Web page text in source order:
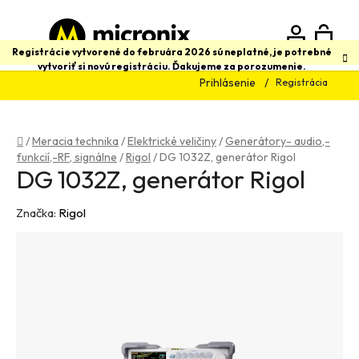
obsah
Registrácie vytvorené do februára 2026 sú neplatné, je potrebné
vytvoriť si novú registráciu. Ďakujeme za porozumenie.
Prihlásenie Registrácia
Hľadať
Domov
/Meracia technika /Elektrické veličiny/Generátory- audio,-
funkcií,-RF, signálne /Rigol /DG 1032Z, generátor Rigol
DG 1032Z, generátor Rigol
Značka: Rigol